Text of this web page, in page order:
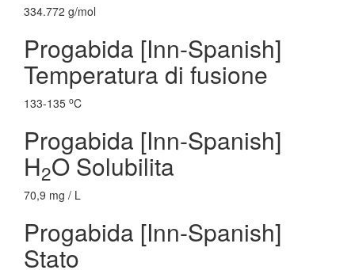
334.772 g/mol
Progabida [Inn-Spanish]
Temperatura di fusione
133-135 oC
Progabida [Inn-Spanish]
H2O Solubilita
70,9 mg / L
Progabida [Inn-Spanish]
Stato